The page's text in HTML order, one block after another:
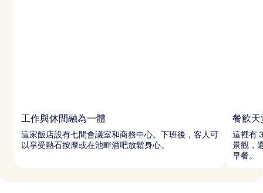
工作與休閒融為一體
這家飯店設有七間會議室和商務中心。下班後，客人可
以享受熱石按摩或在池畔酒吧放鬆身心。
餐飲天
這裡有
景觀，
早餐。